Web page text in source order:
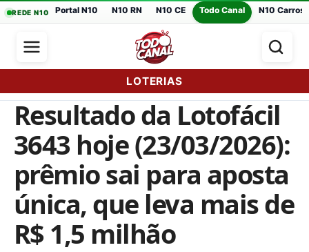
REDE N10 Portal N10 N10 RN N10 CE Todo Canal N10 Carros
LOTERIAS
Resultado da Lotofácil
3643 hoje (23/03/2026):
prêmio sai para aposta
única, que leva mais de
R$ 1,5 milhão